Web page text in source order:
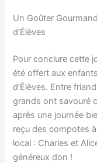
Un Goûter
d’Élèves
Pour conclure cette
été offert aux
d’Élèves. Entre
grands ont savouré
après une journée
reçu des compotes
local : Charles et
généreux don !